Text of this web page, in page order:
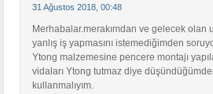
31 Ağustos 2018, 00:48
Merhabalar.merakımdan ve gelecek olan
yanlış iş yapmasını istemediğimden
Ytong malzemesine pencere montajı
vidaları Ytong tutmaz diye
kullanmalıyım.